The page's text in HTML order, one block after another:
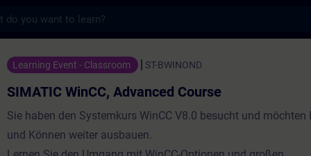
Advanced Course - Training -
Learning Event - Classroom ST-BWINOND
SIMATIC WinCC, Advanced Course
Sie haben den Systemkurs WinCC V8.0 besucht und möchten
und Können weiter ausbauen.